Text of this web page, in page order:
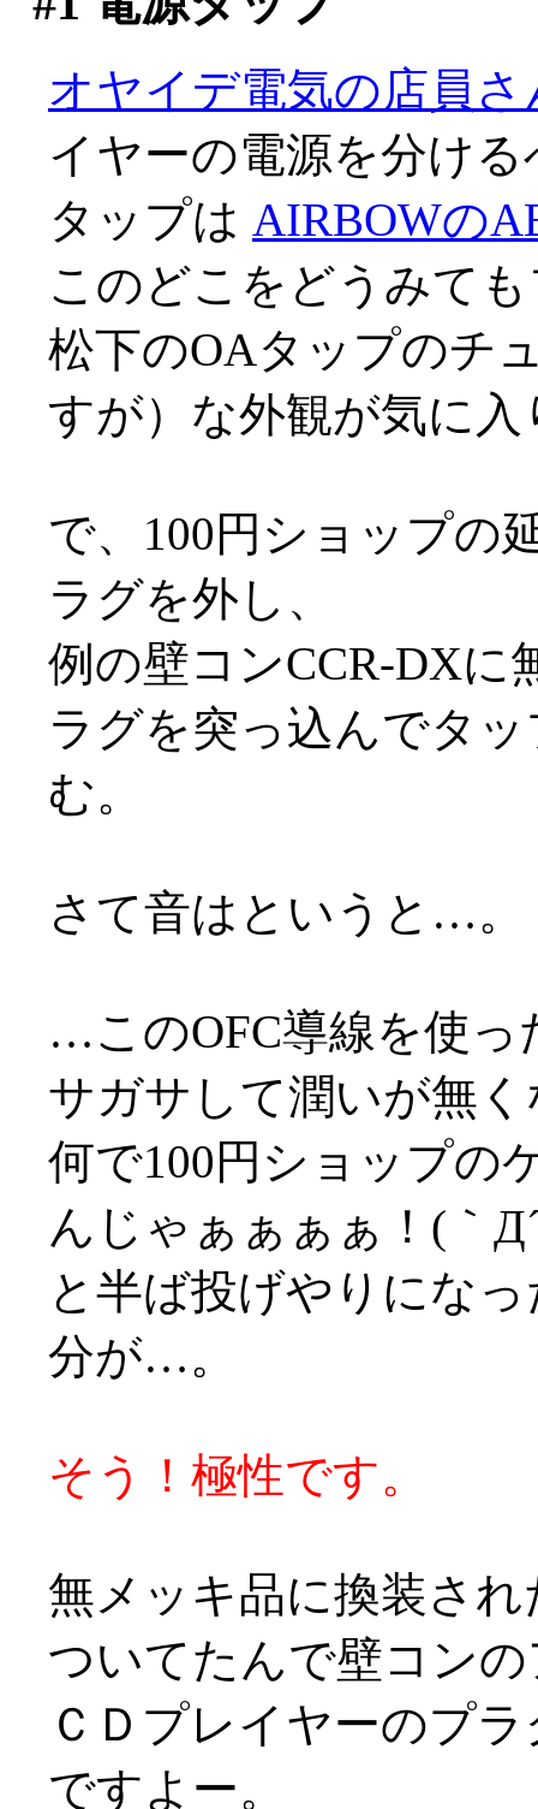
オヤイデ電気の店員さ
イヤーの電源を分け
タップは AIRBOWの
このどこをどうみて
松下のOAタップのチ
すが）な外観が気に
で、100円ショップの
ラグを外し、
例の壁コンCCR-DXに
ラグを突っ込んでタ
む。
さて音はというと…。
…このOFC導線を使っ
サガサして潤いが無
何で100円ショップの
んじゃぁぁぁぁ！(｀
と半ば投げやりにな
分が…。
そう！極性です。
無メッキ品に換装さ
ついてたんで壁コン
ＣＤプレイヤーのプ
ですよー。